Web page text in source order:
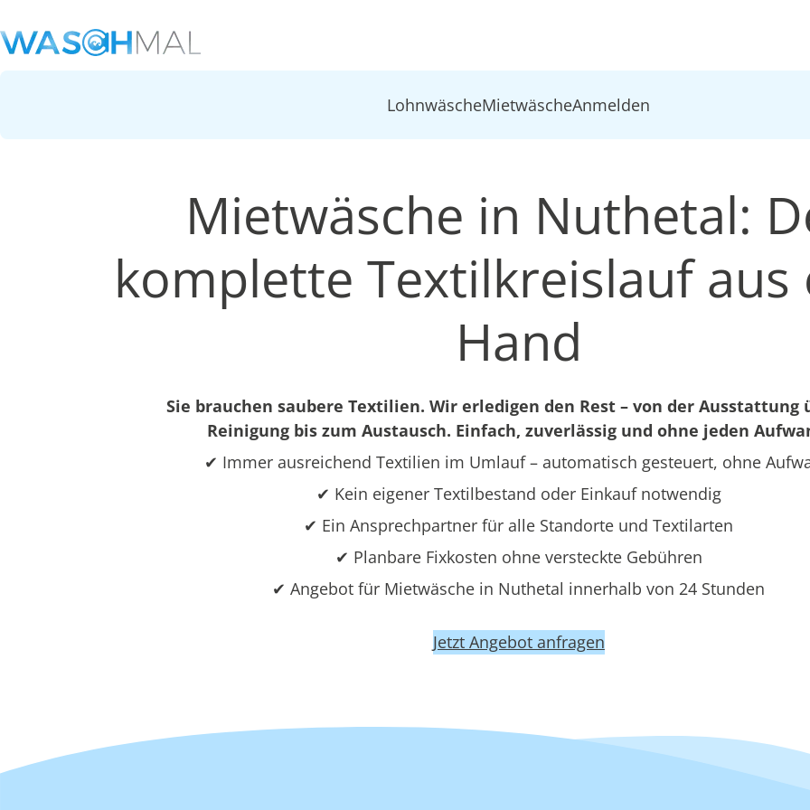
LohnwäscheMietwäscheAnmelden
Mietwäsche in Nuthetal:
komplette Textilkreislauf aus
Hand
Sie brauchen saubere Textilien. Wir erledigen den Rest – von der Ausstattung
Reinigung bis zum Austausch. Einfach, zuverlässig und ohne jeden
✔ Immer ausreichend Textilien im Umlauf – automatisch gesteuert, ohne
✔ Kein eigener Textilbestand oder Einkauf notwendig
✔ Ein Ansprechpartner für alle Standorte und Textilarten
✔ Planbare Fixkosten ohne versteckte Gebühren
✔ Angebot für Mietwäsche in Nuthetal innerhalb von 24 Stunden
Jetzt Angebot anfragen